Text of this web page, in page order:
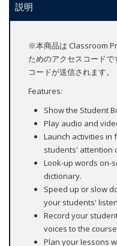
説明
※本商品は Classroom
ためのアクセスコード
コードが送信されます。
Features:
Show the Student
Play audio and
Launch activities in
students' attention
Look-up words on-
dictionary.
Speed up or slow
your students'
Record your
voices to the
Plan your lessons